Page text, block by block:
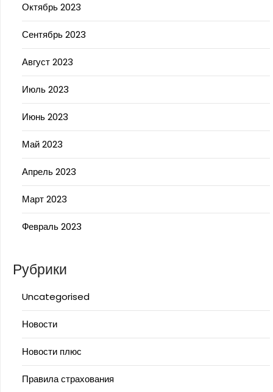
Октябрь 2023
Сентябрь 2023
Август 2023
Июль 2023
Июнь 2023
Май 2023
Апрель 2023
Март 2023
Февраль 2023
Рубрики
Uncategorised
Новости
Новости плюс
Правила страхования